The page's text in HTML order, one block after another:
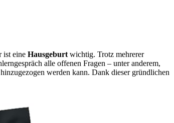
ist eine Hausgeburt wichtig. Trotz mehrerer
alle offenen Fragen – unter anderem,
werden kann. Dank dieser gründlichen